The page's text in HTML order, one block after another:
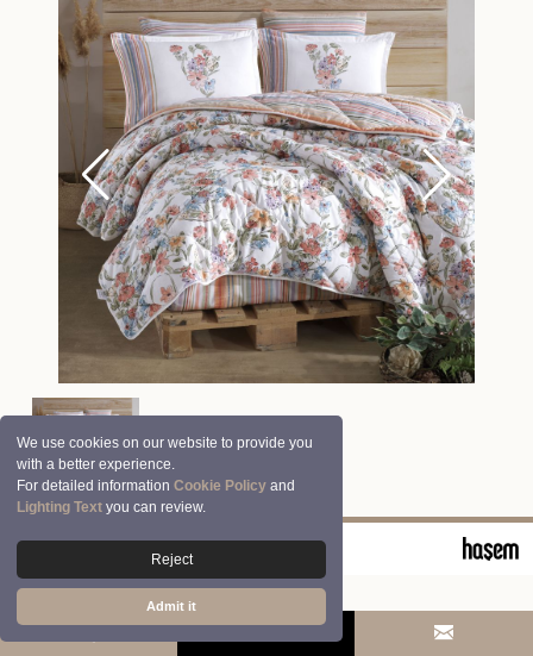
We use cookies on our website to provide you
with a better experience.
For detailed informationCookie Policy and
Lighting Text you can review.
Reject
Admit it
© 2026 Clasy | Aran Tekstil San. ve Tic. A.Ş.